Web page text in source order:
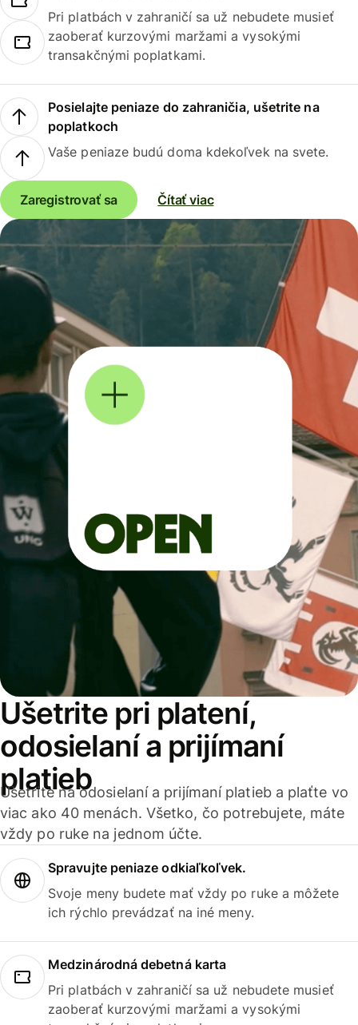
Pri platbách v zahraničí sa už nebudete musieť
zaoberať kurzovými maržami a vysokými
transakčnými poplatkami.
Posielajte peniaze do zahraničia, ušetrite na
poplatkoch
Vaše peniaze budú doma kdekoľvek na svete.
Zaregistrovať sa Čítať viac
Ušetrite pri platení,
odosielaní a prijímaní
platieb
Ušetrite na odosielaní a prijímaní platieb a plaťte vo
viac ako 40 menách. Všetko, čo potrebujete, máte
vždy po ruke na jednom účte.
Spravujte peniaze odkiaľkoľvek.
Svoje meny budete mať vždy po ruke a môžete
ich rýchlo prevádzať na iné meny.
Medzinárodná debetná karta
Pri platbách v zahraničí sa už nebudete musieť
zaoberať kurzovými maržami a vysokými